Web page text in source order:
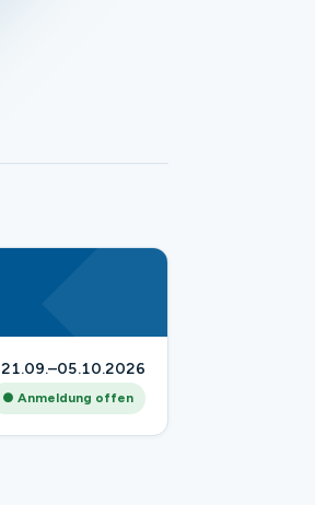
21.09.–05.10.2026
● Anmeldung offen